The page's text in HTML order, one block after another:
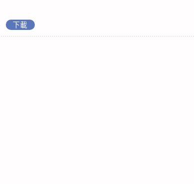
下載